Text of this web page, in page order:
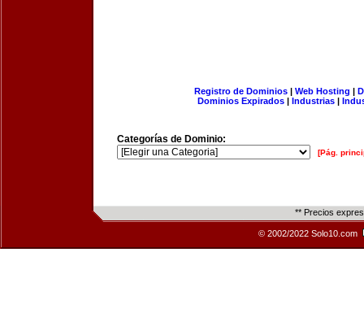
Registro de Dominios| Web Hosting |
Dominios Expirados | Industrias |
Categorías de Dominio:
[Pág.
** Precios
© 2002/2022 Solo10.com